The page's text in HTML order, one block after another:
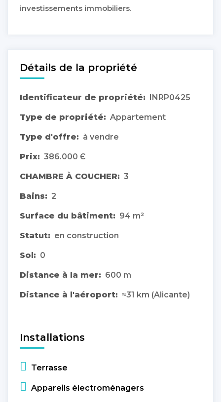
investissements immobiliers.
Détails de la propriété
Identificateur de propriété: INRP0425
Type de propriété: Appartement
Type d'offre: à vendre
Prix: 386.000 Є
CHAMBRE À COUCHER: 3
Bains: 2
Surface du bâtiment: 94 m²
Statut: en construction
Sol: 0
Distance à la mer: 600 m
Distance à l'aéroport: ≈31 km (Alicante)
Installations
Terrasse
Appareils électroménagers